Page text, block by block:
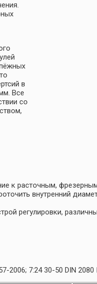
в
Все
со
к расточным,
внутренний
регулировки,
7:24 30-50 DIN 2080